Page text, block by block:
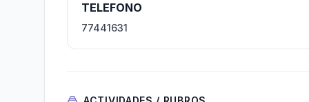
TELEFONO
77441631